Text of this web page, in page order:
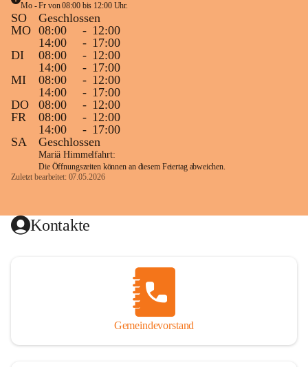
Mo - Fr von 08:00 bis 12:00 Uhr.
SO
Geschlossen
MO 08:00 - 12:00
14:00
- 17:00
DI
08:00 - 12:00
14:00
- 17:00
MI
08:00 - 12:00
14:00
- 17:00
DO
08:00 - 12:00
FR
08:00 - 12:00
14:00
- 17:00
SA
Geschlossen
Mariä Himmelfahrt:
Die Öffnungszeiten können an diesem Feiertag abweichen.
Zuletzt bearbeitet: 07.05.2026
Kontakte
Gemeindevorstand